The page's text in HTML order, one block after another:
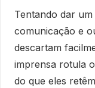
Tentando dar
comunicação e
descartam
imprensa rotula
do que eles